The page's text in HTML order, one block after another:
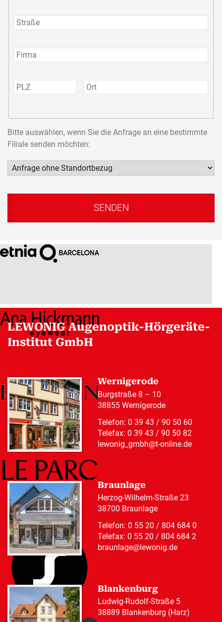
Bitte auswählen, wenn Sie die Anfrage an eine bestimmte
Filiale senden möchten:
LEWONIG Augenoptik-Hörgeräte-
Institut GmbH
Wernigerode
Burgstraße 8 – 10
38855 Wernigerode
Telefon: 0 39 43 / 90 50 60
Telefax: 0 39 43 / 90 50 82
lewonig_gmbh@t-online.de
Braunlage
Herzog-Wilhelm-Straße 23
38700 Braunlage
Telefon: 0 55 20 / 804 684 0
Telefax: 0 55 20 / 804 684 2
braunlage@lewonig.de
Blankenburg
Ludwig-Rudolf-Straße 5
38889 Blankenburg (Harz)